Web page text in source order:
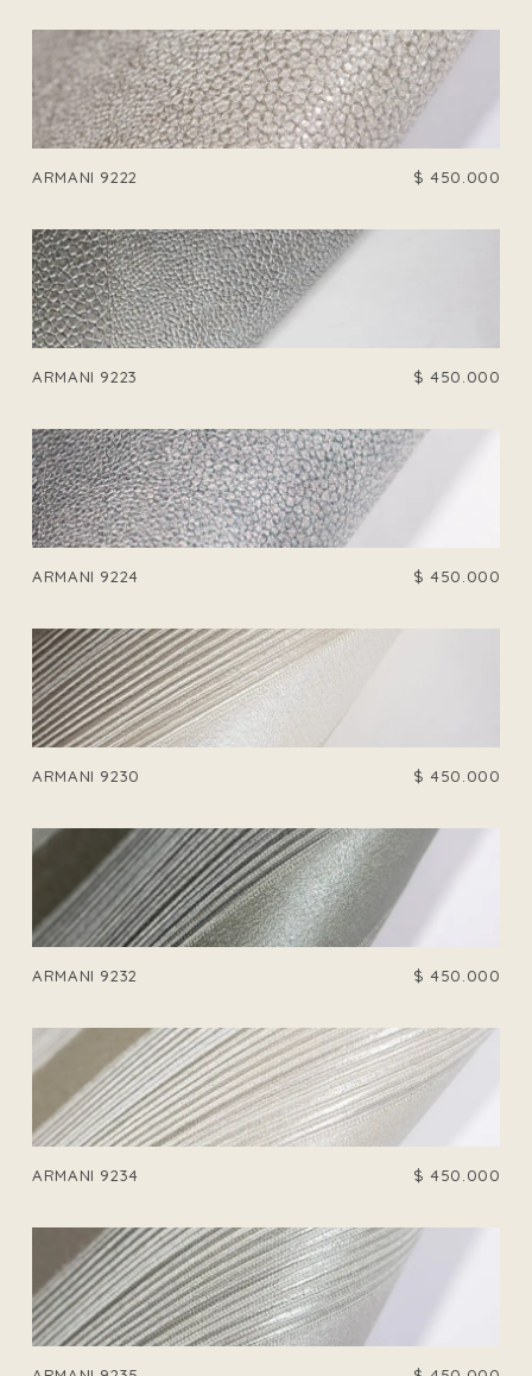
ARMANI 9222 $ 450.000
ARMANI 9223 $ 450.000
ARMANI 9224 $ 450.000
ARMANI 9230 $ 450.000
ARMANI 9232 $ 450.000
ARMANI 9234 $ 450.000